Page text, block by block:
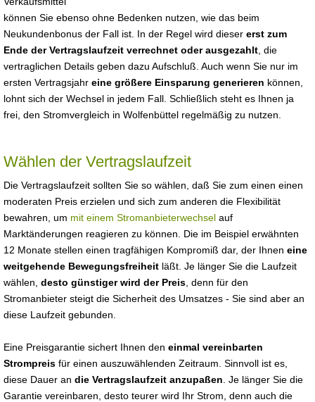
können Sie ebenso ohne Bedenken nutzen, wie das beim
Neukundenbonus der Fall ist. In der Regel wird dieser erst zum
Ende der Vertragslaufzeit verrechnet oder ausgezahlt , die
vertraglichen Details geben dazu Aufschluß. Auch wenn Sie nur im
ersten Vertragsjahr eine größere Einsparung generieren können,
lohnt sich der Wechsel in jedem Fall. Schließlich steht es Ihnen ja
frei, den Stromvergleich in Wolfenbüttel regelmäßig zu nutzen.
Wählen der Vertragslaufzeit
Die Vertragslaufzeit sollten Sie so wählen, daß Sie zum einen einen
moderaten Preis erzielen und sich zum anderen die Flexibilität
bewahren, um mit einem Stromanbieterwechsel auf
Marktänderungen reagieren zu können. Die im Beispiel erwähnten
12 Monate stellen einen tragfähigen Kompromiß dar, der Ihnen eine
weitgehende Bewegungsfreiheit läßt. Je länger Sie die Laufzeit
wählen, desto günstiger wird der Preis , denn für den
Stromanbieter steigt die Sicherheit des Umsatzes - Sie sind aber an
diese Laufzeit gebunden.
Eine Preisgarantie sichert Ihnen den einmal vereinbarten
Strompreis für einen auszuwählenden Zeitraum. Sinnvoll ist es,
diese Dauer an die Vertragslaufzeit anzupaßen . Je länger Sie die
Garantie vereinbaren, desto teurer wird Ihr Strom, denn auch die